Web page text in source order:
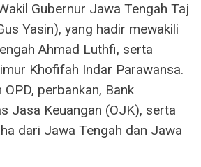
Gubernur Jawa Tengah Taj
Yasin), yang hadir mewakili
Ahmad Luthfi, serta
Khofifah Indar Parawansa.
perbankan, Bank
Jasa Keuangan (OJK), serta
dari Jawa Tengah dan Jawa